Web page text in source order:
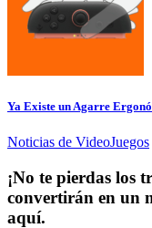
Ya Existe un Agarre
Noticias de VideoJuegos
¡No te pierdas los
convertirán en un
aquí.